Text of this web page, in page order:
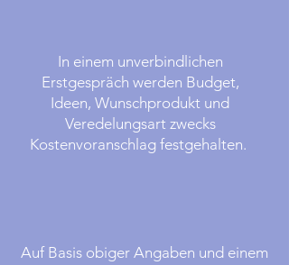
In einem unverbindlichen
Erstgespräch werden Budget,
Ideen, Wunschprodukt und
Veredelungsart zwecks
Kostenvoranschlag festgehalten.
Auf Basis obiger Angaben und einem